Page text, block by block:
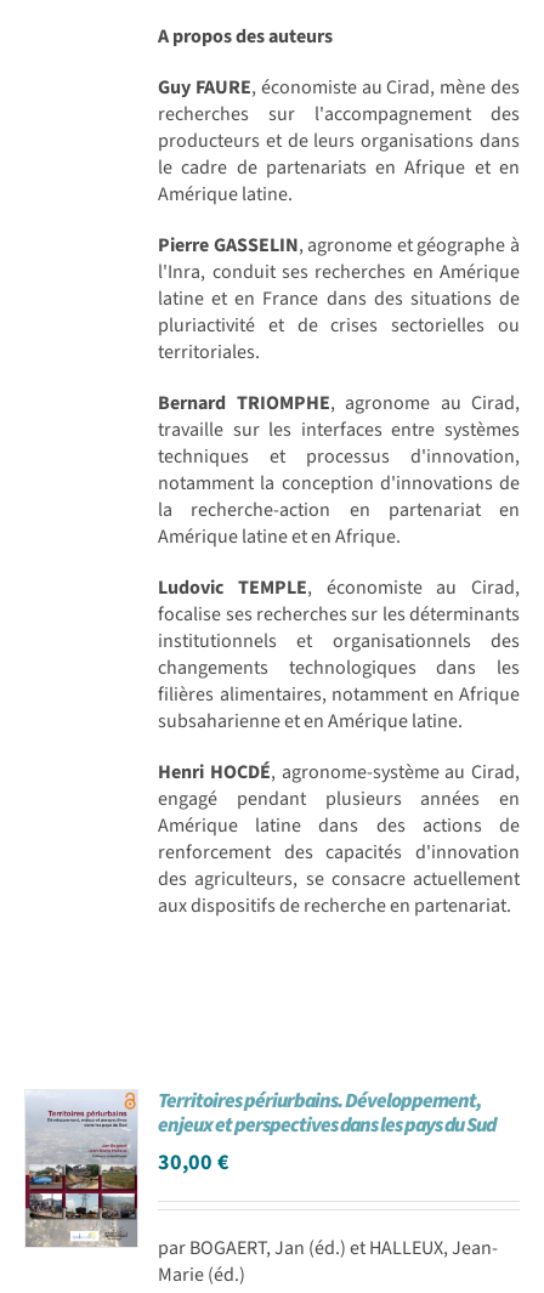
A propos des auteurs
Guy FAURE, économiste au Cirad, mène des
recherches sur l'accompagnement des
producteurs et de leurs organisations dans
le cadre de partenariats en Afrique et en
Amérique latine.
Pierre GASSELIN, agronome et géographe à
l'Inra, conduit ses recherches en Amérique
latine et en France dans des situations de
pluriactivité et de crises sectorielles ou
territoriales.
Bernard TRIOMPHE, agronome au Cirad,
travaille sur les interfaces entre systèmes
techniques et processus d'innovation,
notamment la conception d'innovations de
la recherche-action en partenariat en
Amérique latine et en Afrique.
Ludovic TEMPLE, économiste au Cirad,
focalise ses recherches sur les déterminants
institutionnels et organisationnels des
changements technologiques dans les
filières alimentaires, notamment en Afrique
subsaharienne et en Amérique latine.
Henri HOCDÉ, agronome-système au Cirad,
engagé pendant plusieurs années en
Amérique latine dans des actions de
renforcement des capacités d'innovation
des agriculteurs, se consacre actuellement
aux dispositifs de recherche en partenariat.
Territoires périurbains. Développement,
enjeux et perspectives dans les pays du Sud
30,00€
par BOGAERT, Jan (éd.) et HALLEUX, Jean-
Marie (éd.)